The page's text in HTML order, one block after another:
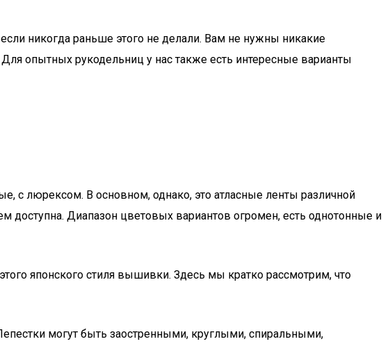
никогда раньше этого не делали. Вам не нужны никакие
опытных рукодельниц у нас также есть интересные варианты
с люрексом. В основном, однако, это атласные ленты различной
доступна. Диапазон цветовых вариантов огромен, есть однотонные и
японского стиля вышивки. Здесь мы кратко рассмотрим, что
могут быть заостренными, круглыми, спиральными,